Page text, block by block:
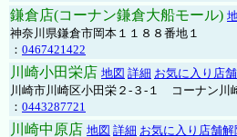
鎌倉店(コーナン鎌倉大船モール)
神奈川県鎌倉市岡本１１８８番地１
： 0467421422
川崎小田栄店 地図 詳細 お気に入り店
川崎市川崎区小田栄２‐３‐１ コーナン川
： 0443287721
川崎中原店 地図 詳細 お気に入り店舗解